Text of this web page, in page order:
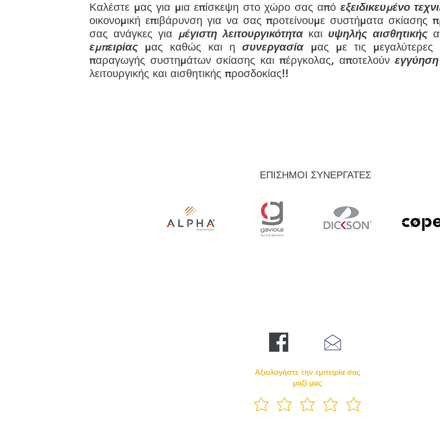
Καλέστε μας για μια επίσκεψη στο χώρο σας από εξειδικευμένο
οικονομική επιβάρυνση για να σας προτείνουμε συστήματα σκίασης
σας ανάγκες για μέγιστη λειτουργικότητακαι υψηλής αισθητικής
εμπειρίας μας καθώς και ησυνεργασία μας με τις μεγαλύτερες
παραγωγής συστημάτων σκίασης και πέργκολας, αποτελούν εγγύηση
λειτουργικής και αισθητικής προσδοκίας!!
ΕΠΙΣΗΜΟΙ ΣΥΝΕΡΓΑΤΕΣ
Αξιολογήστε την εμπειρία σας
μαζί μας